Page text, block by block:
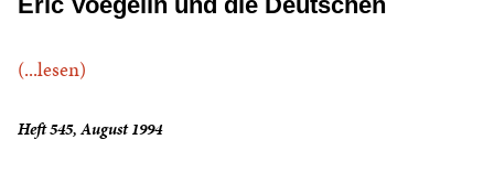
(...lesen)
Heft 545, August 1994